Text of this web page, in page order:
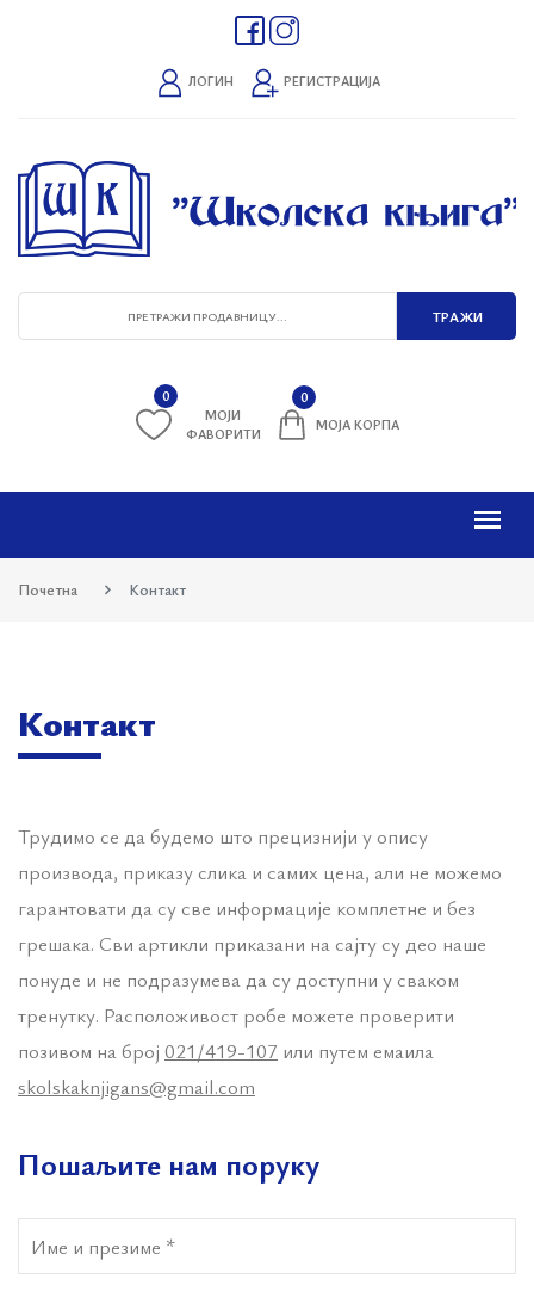
ЛОГИН РЕГИСТРАЦИЈА
0
МОЈИ
ФАВОРИТИ
0
МОЈА КОРПА
Почетна Контакт
Контакт
Трудимо се да будемо што прецизнији у опису
производа, приказу слика и самих цена, али не можемо
гарантовати да су све информације комплетне и без
грешака. Сви артикли приказани на сајту су део наше
понуде и не подразумева да су доступни у сваком
тренутку. Расположивост робе можете проверити
позивом на број 021/419-107 или путем емаила
skolskaknjigans@gmail.com
Пошаљите нам поруку